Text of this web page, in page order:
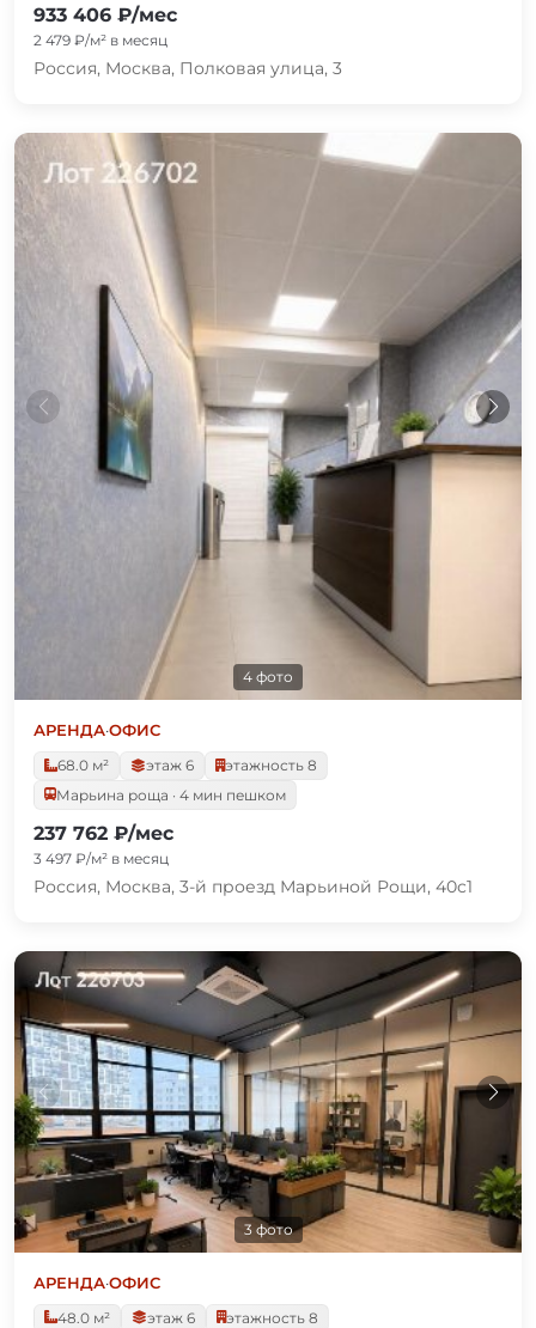
933 406 ₽/мес
2 479 ₽/м² в месяц
Россия, Москва, Полковая улица, 3
4 фото
АРЕНДА·ОФИС
68.0 м²
этаж 6
этажность 8
Марьина роща · 4 мин пешком
237 762 ₽/мес
3 497 ₽/м² в месяц
Россия, Москва, 3-й проезд Марьиной Рощи, 40с1
3 фото
АРЕНДА·ОФИС
48.0 м²
этаж 6
этажность 8